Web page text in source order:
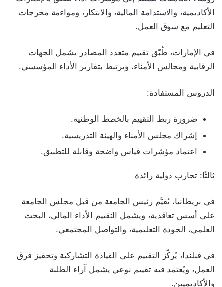
الأكاديمية، والاستدامة المالية، والابتكار، ومواءمة مخرجات
التعليم مع سوق العمل.
في الإمارات، طُبّق تقييم متعدد المصادر يشمل الجهات
الرقابية ومجالس الأمناء، ويرتبط بتقارير الأداء المؤسسي.
الدروس المستفادة:
ضرورة ربط التقييم بالخطط الوطنية.
إشراك مجلس الأمناء والهيئة التدريسية.
اعتماد مؤشرات قياس واضحة وقابلة للتطبيق.
ثالثًا: تجارب دولية رائدة
في بريطانيا، يُقيَّم رئيس الجامعة من قبل مجلس الجامعة
على أسس تعاقدية، ويشمل التقييم الأداء المالي، البحث
العلمي، الجودة التعليمية، والتواصل المجتمعي.
في فنلندا، يُركّز التقييم على القيادة التشاركية وتحفيز فرق
العمل، ويُعتمد فيه تقييم نوعي يشمل آراء الطلبة
والأكاديميين.